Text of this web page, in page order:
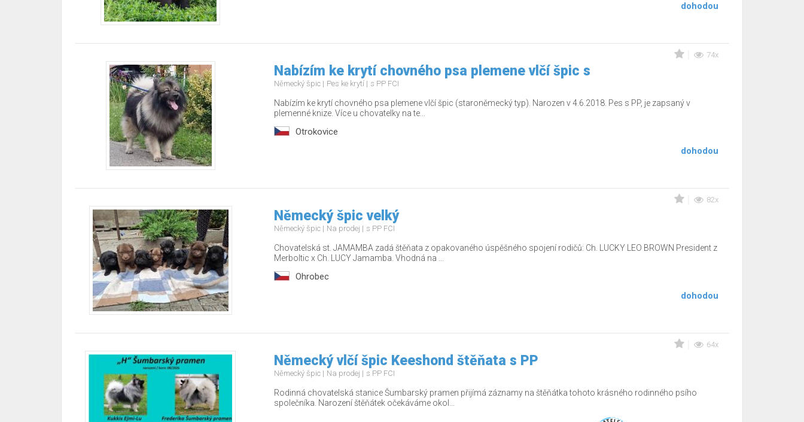
dohodou
74x
Nabízím ke krytí chovného psa plemene vlčí špic s
Německý špic Pes ke krytí s PP FCI
Nabízím ke krytí chovného psa plemene vlčí špic (staroněmecký typ). Narozen v 4.6.2018. Pes s PP, je zapsaný v
plemenné knize. Více u chovatelky na te...
Otrokovice
dohodou
82x
Německý špic velký
Německý špic Na prodej s PP FCI
Chovatelská st. JAMAMBA zadá štěňata z opakovaného úspěšného spojení rodičů: Ch. LUCKY LEO BROWN President z
Merboltic x Ch. LUCY Jamamba. Vhodná na ...
Ohrobec
dohodou
64x
Německý vlčí špic Keeshond štěňata s PP
Německý špic Na prodej s PP FCI
Rodinná chovatelská stanice Šumbarský pramen přijímá záznamy na štěňátka tohoto krásného rodinného psího
společníka. Narození štěňátek očekáváme okol...